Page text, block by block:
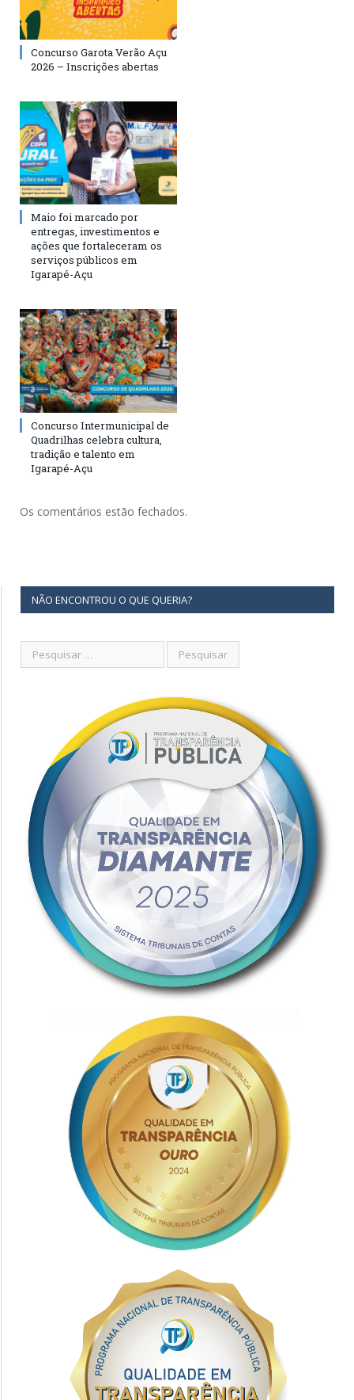
Concurso Garota Verão Açu
2026 – Inscrições abertas
Maio foi marcado por
entregas, investimentos e
ações que fortaleceram os
serviços públicos em
Igarapé-Açu
Concurso Intermunicipal de
Quadrilhas celebra cultura,
tradição e talento em
Igarapé-Açu
Os comentários estão fechados.
NÃO ENCONTROU O QUE QUERIA?